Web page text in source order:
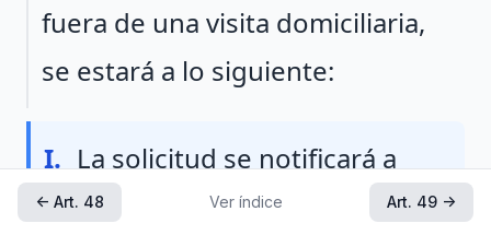
fuera de una visita domiciliaria,
se estará a lo siguiente:
Fraccion I
I. La solicitud se notificará a
los sujetos a que se refiere el
← Art. 48 Ver índice Art. 49 →